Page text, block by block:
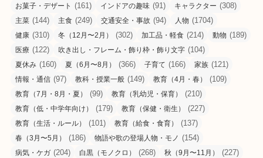
お菓子・デザート (161) インドアの趣味 (91) キャラクター (308)
主菜 (144) 主食 (249) 交通安全・事故 (94) 人物 (1704)
健康 (310) 冬（12月〜2月） (302) 加工品・軽食 (214) 動物 (189)
医療 (122) 吹き出し・フレーム・飾り枠・飾り文字 (104)
夏休み (160) 夏（6月〜8月） (366) 子育て (166) 家族 (121)
情報・通信 (97) 教科・授業一般 (149) 教育（4月・春） (109)
教育（7月・8月・夏） (99) 教育（乳幼児・保育） (210)
教育（低・中学年向け） (179) 教育（保健・衛生） (227)
教育（生活・ルール） (101) 教育（給食・食育） (137)
春（3月〜5月） (186) 物語や歌の登場人物・モノ (154)
病気・ケガ (204) 白黒（モノクロ） (268) 秋（9月〜11月） (227)